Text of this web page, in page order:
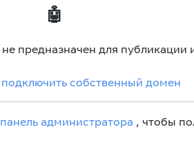
🤖
предназначен для публикации
подключить собственный домен
администратора , чтобы